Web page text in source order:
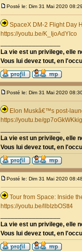
Posté le: Dim 31 Mai 2020 08:29
SpaceX DM-2 Flight Day
https://youtu.be/K_IjoAdYIco
La vie est un privilege, elle
Vous lui devez tout, en
Posté le: Dim 31 Mai 2020
Elon Muskâ€™s post-
https://youtu.be/gp7oGkWKkig
La vie est un privilege, elle
Vous lui devez tout, en
Posté le: Dim 31 Mai 2020 08:48
Tour from Space: Inside
https://youtu.be/llbIzbOStt4
La vie est un privilege, elle
Vous lui devez tout, en